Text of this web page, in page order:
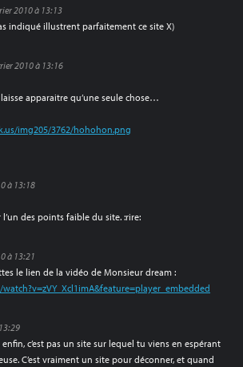
2010 à 13:13
indiqué illustrent parfaitement ce site X)
2010 à 13:16
laisse apparaitre qu’une seule chose…
img205/3762/hohohon.png
à 13:18
des points faible du site. :rire:
à 13:21
le lien de la vidéo de Monsieur dream :
c’est pas un site sur lequel tu viens en espérant
C’est vraiment un site pour déconner, et quand